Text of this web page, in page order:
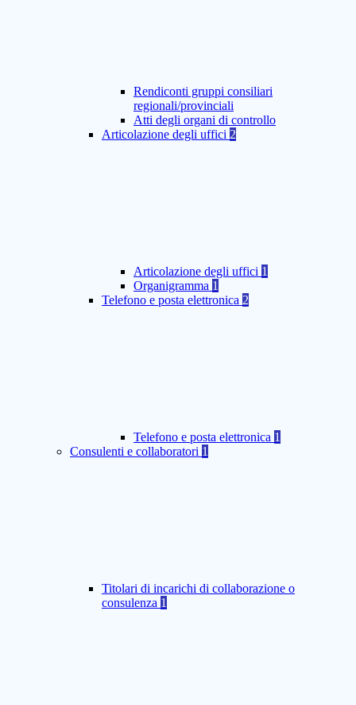
Rendiconti gruppi consiliari
regionali/provinciali
Atti degli organi di controllo
Articolazione degli uffici 2
Articolazione degli uffici 1
Organigramma 1
Telefono e posta elettronica 2
Telefono e posta elettronica 1
Consulenti e collaboratori 1
Titolari di incarichi di collaborazione o
consulenza 1